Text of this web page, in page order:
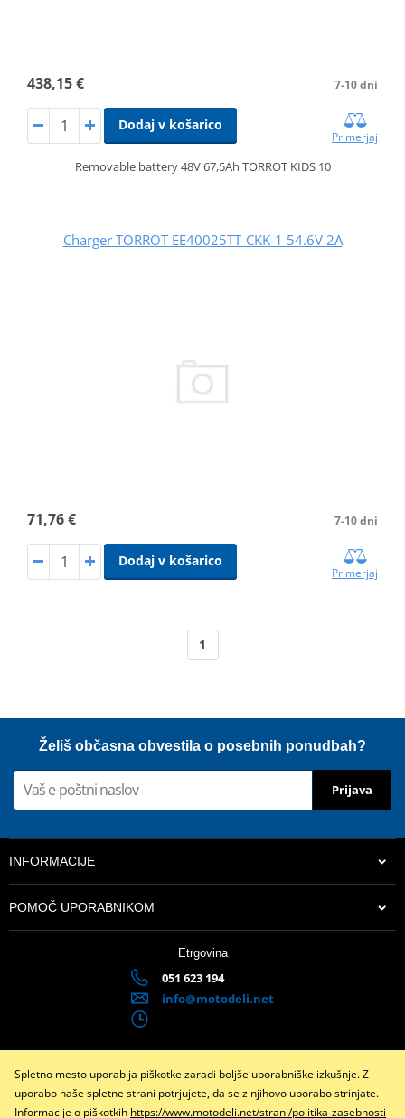
438,15 € 7-10 dni
Dodaj v košarico
Primerjaj
Removable battery 48V 67,5Ah TORROT KIDS 10
Charger TORROT EE40025TT-CKK-1 54.6V 2A
71,76 € 7-10 dni
Dodaj v košarico
Primerjaj
1
Želiš občasna obvestila o posebnih ponudbah?
Prijava
INFORMACIJE
POMOČ UPORABNIKOM
Etrgovina
051 623 194
info@motodeli.net
Instagram
Spletno mesto uporablja piškotke zaradi boljše uporabniške izkušnje. Z
uporabo naše spletne strani potrjujete, da se z njihovo uporabo strinjate.
Informacije o piškotkih https://www.motodeli.net/strani/politika-zasebnosti